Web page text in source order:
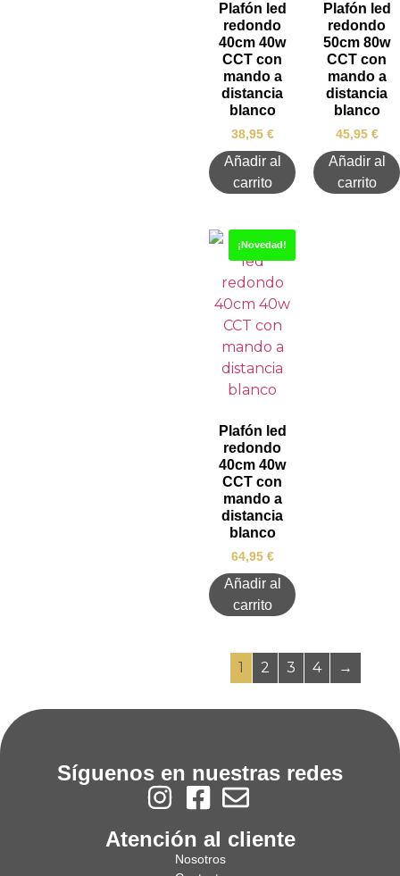
Plafón led
redondo
40cm 40w
CCT con
mando a
distancia
blanco
38,95 €
Añadir al
carrito
Plafón led
redondo
50cm 80w
CCT con
mando a
distancia
blanco
45,95 €
Añadir al
carrito
¡Novedad!
Plafón led
redondo
40cm 40w
CCT con
mando a
distancia
blanco
64,95 €
Añadir al
carrito
1 2 3 4 →
Síguenos en nuestras redes
Atención al cliente
Nosotros